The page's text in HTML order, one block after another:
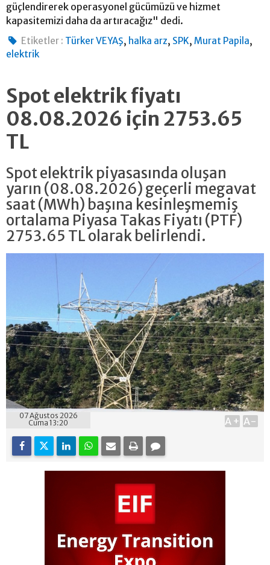
güçlendirerek operasyonel gücümüzü ve hizmet
kapasitemizi daha da artıracağız" dedi.
Etiketler : Türker VEYAŞ, halka arz, SPK,Murat Papila,
elektrik
Spot elektrik fiyatı
08.08.2026 için 2753.65
TL
Spot elektrik piyasasında oluşan
yarın (08.08.2026) geçerli megavat
saat (MWh) başına kesinleşmemiş
ortalama Piyasa Takas Fiyatı (PTF)
2753.65 TL olarak belirlendi.
07 Ağustos 2026
Cuma 13:20
A+ A-